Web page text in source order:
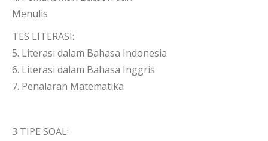
Menulis
TES LITERASI:
5. Literasi dalam Bahasa Indonesia
6. Literasi dalam Bahasa Inggris
7. Penalaran Matematika
3 TIPE SOAL: